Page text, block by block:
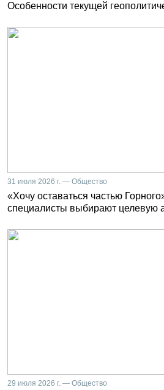
Особенности текущей
31 июля 2026 г. — Общество
«Хочу оставаться частью
специалисты выбирают целевую
29 июля 2026 г. — Общество